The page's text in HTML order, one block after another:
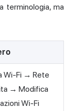
terminologia, ma
Wi-Fi → Rete
→ Modifica
Wi-Fi